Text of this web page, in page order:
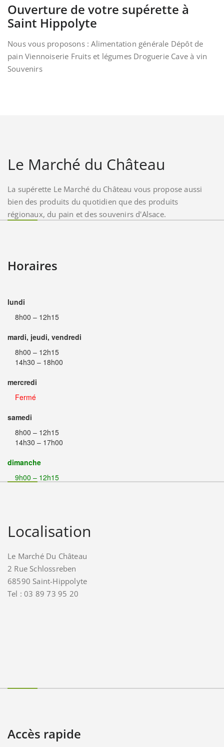
Ouverture de votre supérette à
Saint Hippolyte
Nous vous proposons : Alimentation générale Dépôt de
pain Viennoiserie Fruits et légumes Droguerie Cave à vin
Souvenirs
Le Marché du Château
La supérette Le Marché du Château vous propose aussi
bien des produits du quotidien que des produits
régionaux, du pain et des souvenirs d'Alsace.
Horaires
lundi
8h00 – 12h15
mardi, jeudi, vendredi
8h00 – 12h15
14h30 – 18h00
mercredi
Fermé
samedi
8h00 – 12h15
14h30 – 17h00
dimanche
9h00 – 12h15
Localisation
Le Marché Du Château
2 Rue Schlossreben
68590 Saint-Hippolyte
Tel : 03 89 73 95 20
Accès rapide